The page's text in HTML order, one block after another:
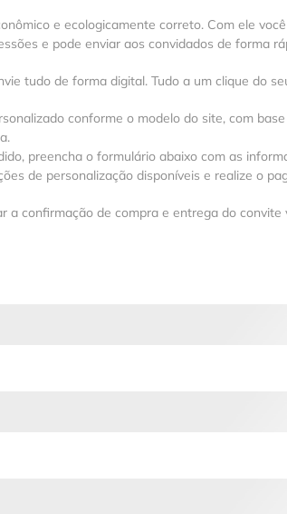
e ecologicamente correto. Com ele
e pode enviar aos convidados de forma
tudo de forma digital. Tudo a um clique do
conforme o modelo do site, com
preencha o formulário abaixo com as
de personalização disponíveis e realize o
a confirmação de compra e entrega do